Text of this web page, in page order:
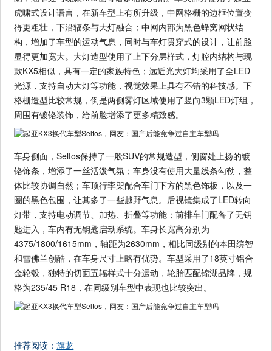
虎啸式设计语言，在新车型上有所升级，中网格栅的边框位置变
得更粗壮，下沿辐条与大灯融合；中网内部为黑色蜂窝网状结
构，增加了车型的运动气息，同时与车灯贯穿式的设计，让前脸
显得更加宽大。大灯造型使用了上下分层样式，灯腔内结构与现
款KX5相似，具有一定的家族特色；远近光大灯均采用了全LED
光源，支持自动大灯等功能，视觉效果上具有不错的科技感。下
格栅造型比较常规，倒是两侧雾灯区域使用了竖向3颗LED灯组，
周围有镀铬装饰，给前脸增添了更多精致感。
车身侧面，Seltos保持了一般SUV的常规造型，侧窗处上扬的镀
铬饰条，增添了一丝活泼气氛；车身没有使用大量线条勾勒，整
体比较协调自然；车顶行李架配合车门下方的黑色饰板，以及一
圈的黑色包围，让其多了一些越野气息。后视镜集成了LED转向
灯带，支持电动调节、加热、折叠等功能；前排车门配备了无钥
匙进入，车内有无钥匙启动系统。车身长宽高分别为
4375/1800/1615mm，轴距为2630mm，相比同级别的本田缤智
和雪佛兰创酷，在车身尺寸上略有优势。车型采用了18英寸铝合
金轮毂，独特的切面五辐样式十分运动，轮胎匹配锦湖品牌，规
格为235/45 R18，在同级别车型中表现也比较突出。
推荐阅读：旗龙